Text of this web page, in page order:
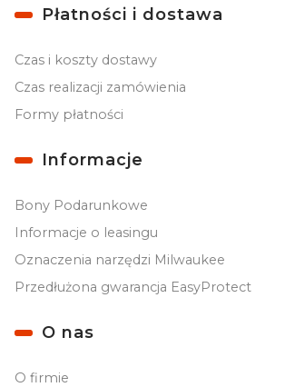
Płatności i dostawa
Czas i koszty dostawy
Czas realizacji zamówienia
Formy płatności
Informacje
Bony Podarunkowe
Informacje o leasingu
Oznaczenia narzędzi Milwaukee
Przedłużona gwarancja EasyProtect
O nas
O firmie